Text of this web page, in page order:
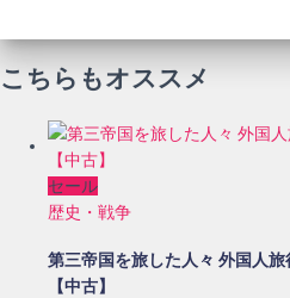
こちらもオススメ
セール
歴史・戦争
第三帝国を旅した人々 外国人
【中古】